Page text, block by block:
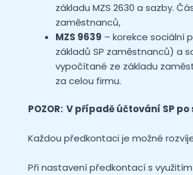
základu MZS 2630 a sazby.
zaměstnanců,
MZS 9639 – korekce sociální
základů SP zaměstnanců) a
vypočítané ze základu
za celou firmu.
POZOR: V případě účtování SP
Každou předkontaci je možné
Při nastavení předkontací s